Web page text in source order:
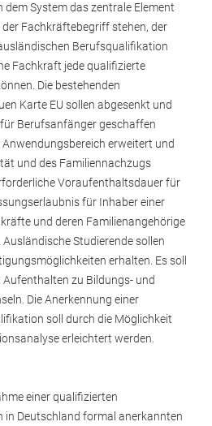
dem System das zentrale Element
Fachkräftebegriff stehen, der
Berufsqualifikation
Fachkraft jede qualifizierte
Die bestehenden
Karte EU sollen abgesenkt und
Berufsanfänger geschaffen
erweitert und
und des Familiennachzugs
Voraufenthaltsdauer für
für Inhaber einer
und deren Familienangehörige
Studierende sollen
erhalten. Es soll
Aufenthalten zu Bildungs- und
Die Anerkennung einer
soll durch die Möglichkeit
erleichtert werden.
einer qualifizierten
in Deutschland formal anerkannten